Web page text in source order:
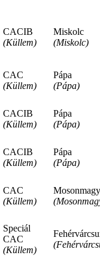
CACIB
(Küllem)
Miskolc
(Miskolc)
CAC
(Küllem)
Pápa
(Pápa)
CACIB
(Küllem)
Pápa
(Pápa)
CACIB
(Küllem)
Pápa
(Pápa)
CAC
(Küllem)
Speciál
CAC
(Küllem)